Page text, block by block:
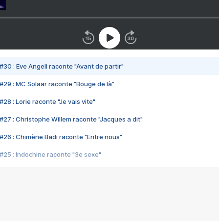
#30 : Eve Angeli raconte "Avant de partir"
#29 : MC Solaar raconte "Bouge de là"
#28 : Lorie raconte "Je vais vite"
#27 : Christophe Willem raconte "Jacques a dit"
#26 : Chimène Badi raconte "Entre nous"
#25 : Indochine raconte "3e sexe"